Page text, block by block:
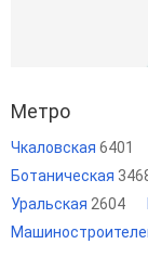
Метро
Чкаловская 6401
Ботаническая
Уральская 2604